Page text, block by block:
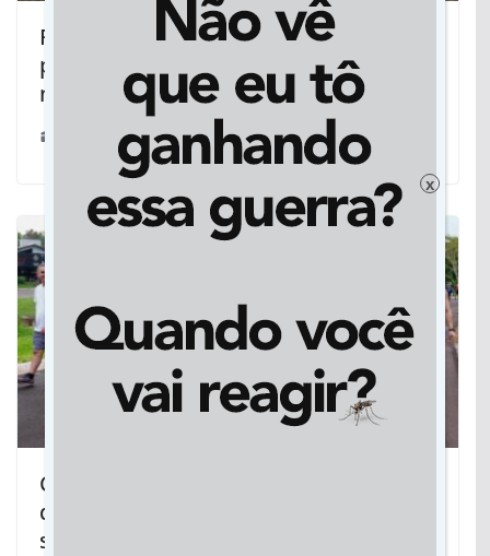
Reunião de trabalho alinha
preparativos para evento sobre
neurodiversidade do MPMS
03/04/2025
Caminhada com orientação em Libras
dá visibilidade aos surdos e promove
socialização
x